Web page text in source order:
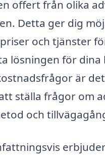
offert från olika
Detta ger dig
och tjänster
lösningen för dina
är
ställa frågor om
och